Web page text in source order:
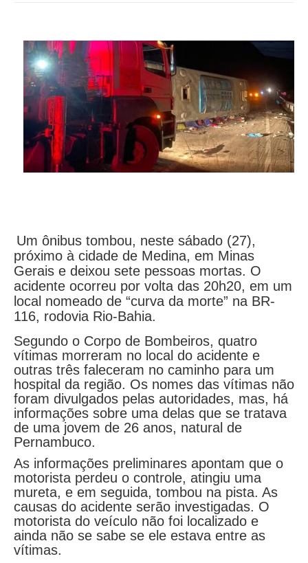
Um ônibus tombou, neste sábado (27),
próximo à cidade de Medina, em Minas
Gerais e deixou sete pessoas mortas. O
acidente ocorreu por volta das 20h20, em um
local nomeado de “curva da morte” na BR-
116, rodovia Rio-Bahia.
Segundo o Corpo de Bombeiros, quatro
vítimas morreram no local do acidente e
outras três faleceram no caminho para um
hospital da região. Os nomes das vítimas não
foram divulgados pelas autoridades, mas, há
informações sobre uma delas que se tratava
de uma jovem de 26 anos, natural de
Pernambuco.
As informações preliminares apontam que o
motorista perdeu o controle, atingiu uma
mureta, e em seguida, tombou na pista. As
causas do acidente serão investigadas. O
motorista do veículo não foi localizado e
ainda não se sabe se ele estava entre as
vítimas.